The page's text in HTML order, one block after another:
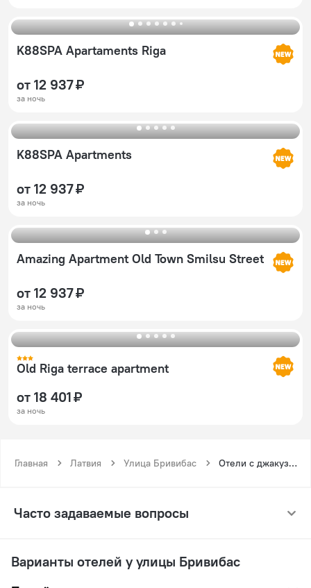
K88SPA Apartaments Riga
от 12 937 ₽
за ночь
K88SPA Apartments
от 12 937 ₽
за ночь
Amazing Apartment Old Town Smilsu Street
от 12 937 ₽
за ночь
Old Riga terrace apartment
от 18 401 ₽
за ночь
Главная Латвия Улица Бривибас Отели с джакузи у улицы Бривибас
Часто задаваемые вопросы
Варианты отелей у улицы Бривибас